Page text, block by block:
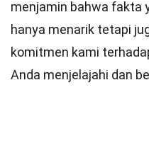
menjamin bahwa fakta
hanya menarik tetapi
komitmen kami
Anda menjelajahi dan